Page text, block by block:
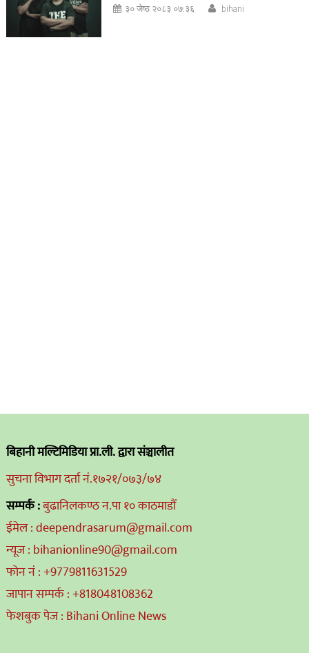
३० जेष्ठ २०८३ ०७:३६ bihani
बिहानी मल्टिमिडिया प्रा.ली. द्वारा संञ्चालीत
सुचना विभाग दर्ता नं.१७२१/०७३/७४
सम्पर्क :बुढानिलकण्ठ न.पा १० काठमाडौं
ईमेल : deependrasarum@gmail.com
न्यूज : bihanionline90@gmail.com
फोन नं : +9779811631529
जापान सम्पर्क : +818048108362
फेशबुक पेज : Bihani Online News